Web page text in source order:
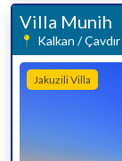
Villa Munih
Kalkan / Çavdır
Jakuzili Villa